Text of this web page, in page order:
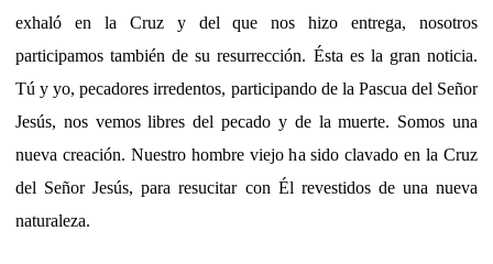
exhaló en la Cruz y del que nos hizo entrega, nosotros
participamos también de su resurrección. Ésta es la gran noticia.
Tú y yo, pecadores irredentos, participando de la Pascua del Señor
Jesús, nos vemos libres del pecado y de la muerte. Somos una
nueva creación. Nuestro hombre viejo ha sido clavado en la Cruz
del Señor Jesús, para resucitar con Él revestidos de una nueva
naturaleza.